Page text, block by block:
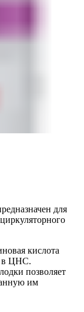
для
кислота
в ЦНС.
позволяет
им